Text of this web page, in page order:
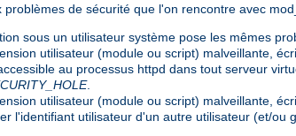
problèmes de sécurité que l'on rencontre avec
sous un utilisateur système pose les mêmes
utilisateur (module ou script) malveillante,
au processus httpd dans tout serveur
.
utilisateur (module ou script) malveillante,
l'identifiant utilisateur d'un autre utilisateur (et/ou